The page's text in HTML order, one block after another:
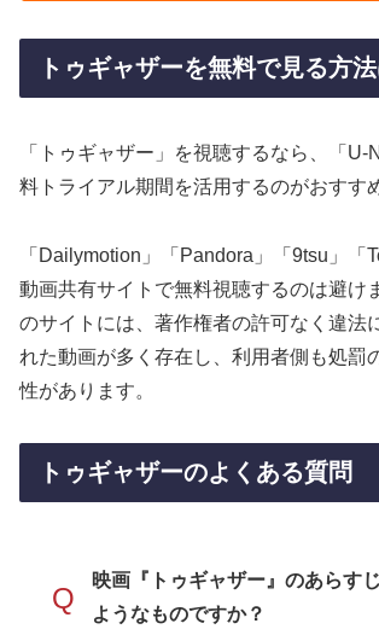
トゥギャザーを無料で見る方法
「トゥギャザー」を視聴するなら、「U-
料トライアル期間を活用するのがおすす
「Dailymotion」「Pandora」「9tsu」「
動画共有サイトで無料視聴するのは避け
のサイトには、著作権者の許可なく違法
れた動画が多く存在し、利用者側も処罰
性があります。
トゥギャザーのよくある質問
Q
映画『トゥギャザー』のあらす
ようなものですか？